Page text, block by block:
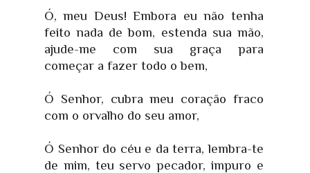
Ó, meu Deus! Embora eu não tenha
feito nada de bom, estenda sua mão,
ajude-me com sua graça para
começar a fazer todo o bem,
Ó Senhor, cubra meu coração fraco
com o orvalho do seu amor,
Ó Senhor do céu e da terra, lembra-te
de mim, teu servo pecador, impuro e